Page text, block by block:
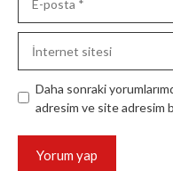
posta
sitesi
Daha sonraki
adresim ve site adresim